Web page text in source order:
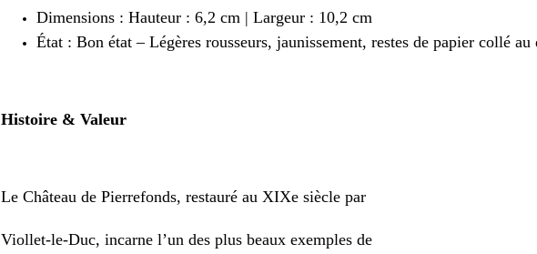
Dimensions : Hauteur : 6,2 cm | Largeur : 10,2 cm
État : Bon état – Légères rousseurs, jaunissement, restes de papier collé au
Histoire & Valeur
Le Château de Pierrefonds, restauré au XIXe siècle par
Viollet-le-Duc, incarne l’un des plus beaux exemples de